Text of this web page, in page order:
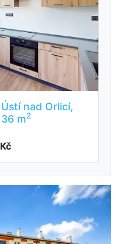
nad Orlicí,
m2